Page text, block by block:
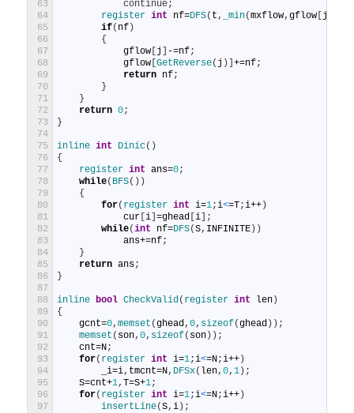
63
64
65
66
67
68
69
70
71
72
73
74
75
76
77
78
79
80
81
82
83
84
85
86
87
88
89
90
91
92
93
94
95
96
97
continue;
register int nf=DFS( t , _min(mxflow,gflow [j
if( nf)
{
gflow [j ] -=nf;
gflow [GetReverse( j )]+=nf;
return nf;
}
}
return 0;
}
inline int Dinic( )
{
register int ans=0;
while( BFS( ) )
{
for( register int i=1;i<=T;i++)
cur [i]=ghead [i] ;
while(int nf=DFS(S, INFINITE) )
ans+=nf;
}
return ans;
}
inline bool CheckValid( register int len)
{
gcnt=0,memset (ghead,0, sizeof(ghead) ) ;
memset ( son,0, sizeof( son) ) ;
cnt=N;
for( register int i=1;i<=N;i++)
_i=i, tmcnt=N, DFSx( len,0,1) ;
S=cnt+1,T=S+1;
for( register int i=1;i<=N;i++)
insertLine(S,i) ;